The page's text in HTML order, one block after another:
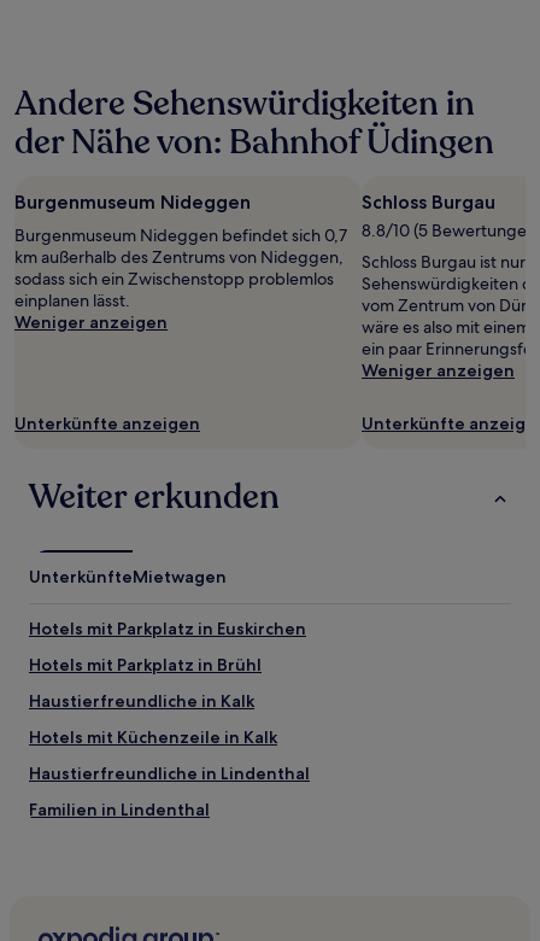
24 Stunden
für
einen
1 Übernachtung
2 Erwachsenen
gefunden
wurde.
Preise
und
ändern.
zusätzliche
Bedingungen
Andere Sehenswürdigkeiten in
der Nähe von: Bahnhof Üdingen
Burgenmuseum Nideggen
Burgenmuseum Nideggen befindet sich 0,7
km außerhalb des Zentrums von Nideggen,
sodass sich ein Zwischenstopp problemlos
einplanen lässt.
Weniger anzeigen
Unterkünfte anzeigen
Schloss Burgau
8.8/10 (5 Bewertungen)
Schloss Burgau ist nur
Sehenswürdigkeiten
vom Zentrum von
wäre es also mit einem
ein paar
Weniger anzeigen
Unterkünfte
Weiter erkunden
UnterkünfteMietwagen
Hotels mit Parkplatz in Euskirchen
Hotels mit Parkplatz in Brühl
Haustierfreundliche in Kalk
Hotels mit Küchenzeile in Kalk
Haustierfreundliche in Lindenthal
Familien in Lindenthal